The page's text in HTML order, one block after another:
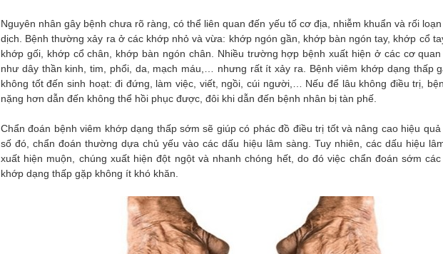
Nguyên nhân gây bệnh chưa rõ ràng, có thể liên quan đến yếu tố cơ địa, nhiễm khuẩn và rối
dịch. Bệnh thường xảy ra ở các khớp nhỏ và vừa: khớp ngón gần, khớp bàn ngón tay, khớp cổ
khớp gối, khớp cổ chân, khớp bàn ngón chân. Nhiều trường hợp bệnh xuất hiện ở các cơ
như dây thần kinh, tim, phổi, da, mạch máu,… nhưng rất ít xảy ra. Bệnh viêm khớp dạng thấp
không tốt đến sinh hoạt: đi đứng, làm việc, viết, ngồi, cúi người,… Nếu để lâu không điều trị,
nặng hơn dẫn đến không thể hồi phục được, đôi khi dẫn đến bệnh nhân bị tàn phế.
Chẩn đoán bệnh viêm khớp dạng thấp sớm sẽ giúp có phác đồ điều trị tốt và nâng cao hiệu quả
số đó, chẩn đoán thường dựa chủ yếu vào các dấu hiệu lâm sàng. Tuy nhiên, các dấu hiệu
xuất hiện muộn, chúng xuất hiện đột ngột và nhanh chóng hết, do đó việc chẩn đoán sớm
khớp dạng thấp gặp không ít khó khăn.